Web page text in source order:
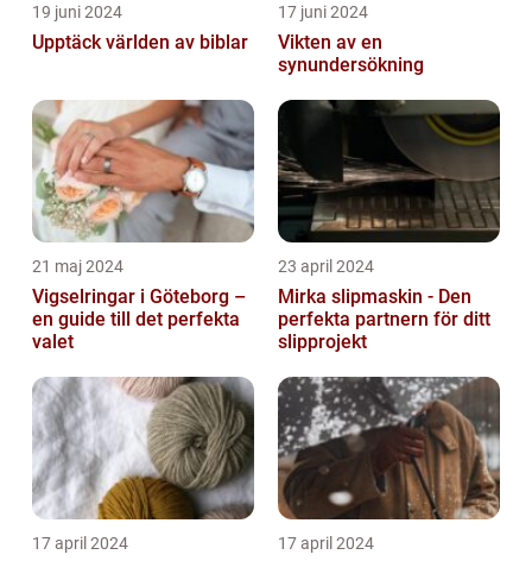
19 juni 2024
Upptäck världen av biblar
17 juni 2024
Vikten av en
synundersökning
21 maj 2024
Vigselringar i Göteborg –
en guide till det perfekta
valet
23 april 2024
Mirka slipmaskin - Den
perfekta partnern för ditt
slipprojekt
17 april 2024 17 april 2024